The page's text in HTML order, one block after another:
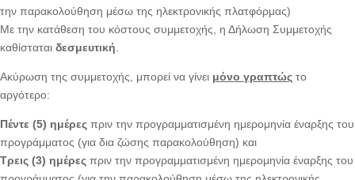
την παρακολούθηση μέσω της ηλεκτρονικής πλατφόρμας)
Με την κατάθεση του κόστους συμμετοχής, η Δήλωση Συμμετοχής
καθίσταται δεσμευτική
Ακύρωση της συμμετοχής, μπορεί να γίνει μόνο γραπτώς το
αργότερο:
Πέντε (5) ημέρες πριν την προγραμματισμένη ημερομηνία έναρξης του
προγράμματος (για δια ζώσης παρακολούθηση) και
Τρεις (3) ημέρες πριν την προγραμματισμένη ημερομηνία έναρξης του